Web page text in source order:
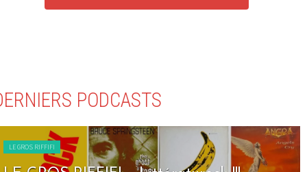
PODCASTS
LE GROS RIFFIFI